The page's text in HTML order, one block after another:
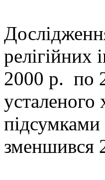
2000 р. по
усталеного
підсумками
зменшився